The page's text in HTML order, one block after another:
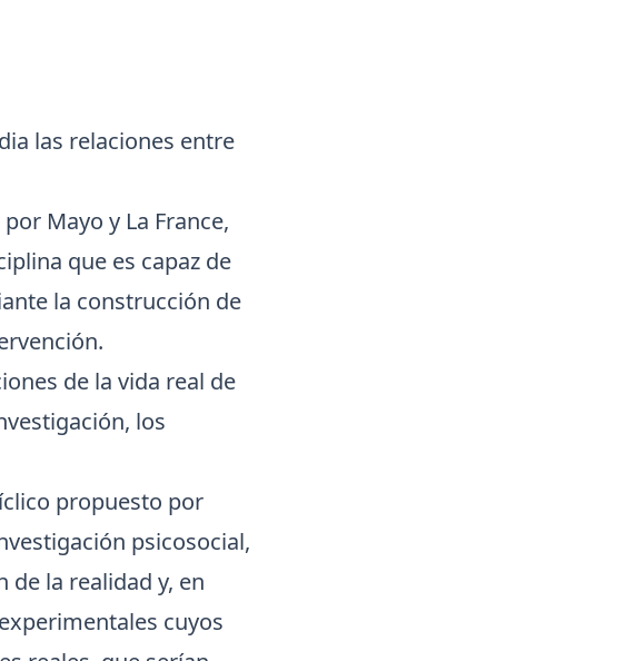
las relaciones entre
Mayo y La France,
que es capaz de
la construcción de
de la vida real de
los
propuesto por
psicosocial,
de la realidad y, en
cuyos